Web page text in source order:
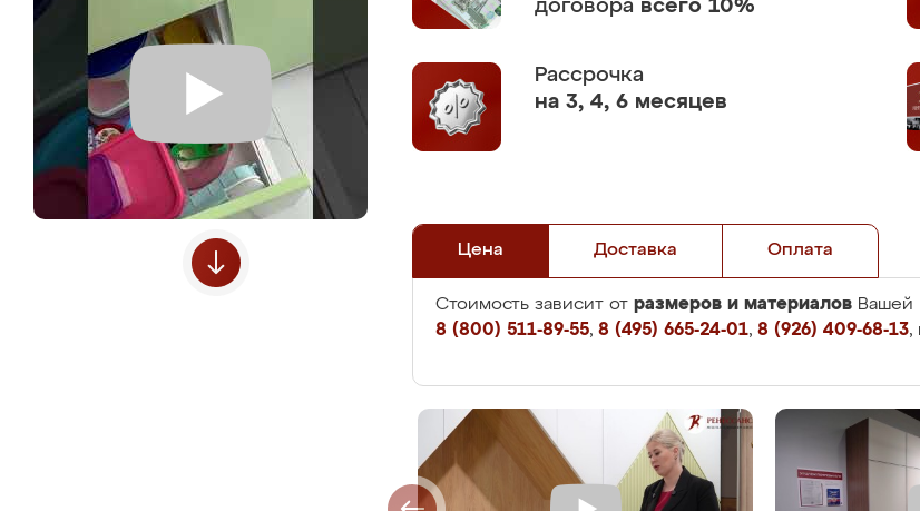
договора всего 10%
Рассрочка
на 3, 4, 6 месяцев
Цена Доставка Оплата
Стоимость зависит от размеров и материалов Вашей
8 (800) 511-89-55, 8 (495) 665-24-01, 8 (926) 409-68-13,